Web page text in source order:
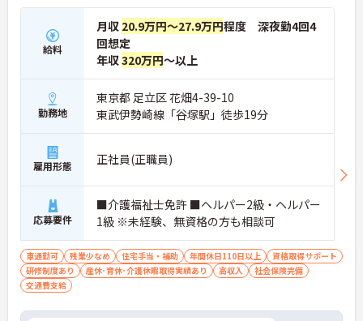
給料
月収 20.9万円～27.9万円程度 深夜勤4回4
回想定
年収320万円～以上
勤務地
東京都 足立区 花畑4-39-10
東武伊勢崎線「谷塚駅」徒歩19分
雇用形態 正社員(正職員)
応募要件
■介護福祉士免許 ■ヘルパー2級・ヘルパー
1級 ※未経験、無資格の方も相談可
車通勤可 残業少なめ 住宅手当・補助 年間休日110日以上
資格取得サポート
研修制度あり
産休･育休･介護休暇取得実績あり 高収入
社会保険完備
交通費支給